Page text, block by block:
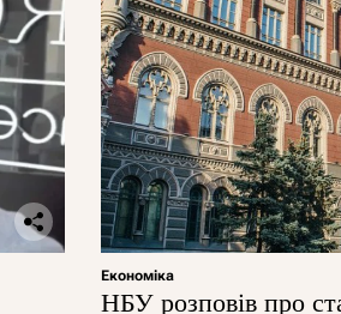
Економіка
НБУ розповів про